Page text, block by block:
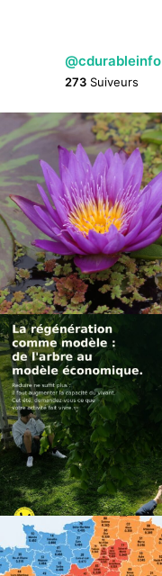
@cdurableinfo
273 Suiveurs